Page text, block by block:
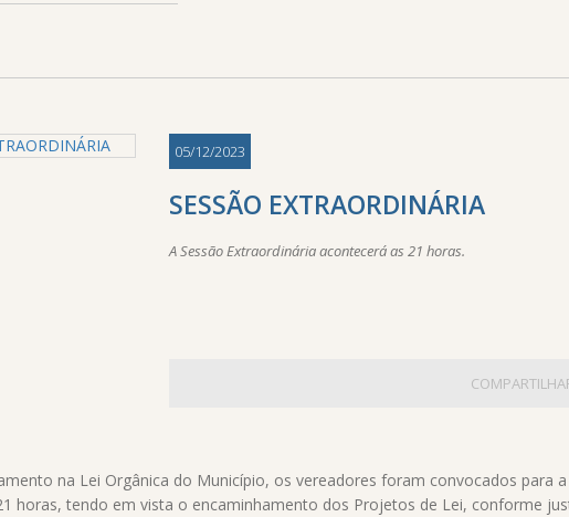
05/12/2023
SESSÃO EXTRAORDINÁRIA
A Sessão Extraordinária acontecerá as 21 horas.
na Lei Orgânica do Município, os vereadores foram convocados para a
horas, tendo em vista o encaminhamento dos Projetos de Lei, conforme